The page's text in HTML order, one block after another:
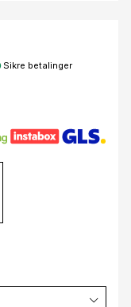
Sikre betalinger